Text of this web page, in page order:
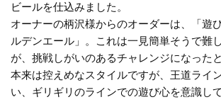
ビールを仕込みました。
オーナーの柄沢様からのオーダーは、「遊
ルデンエール」。これは一見簡単そうで難
が、挑戦しがいのあるチャレンジになった
本来は控えめなスタイルですが、王道ライ
い、ギリギリのラインでの遊び心を意識し